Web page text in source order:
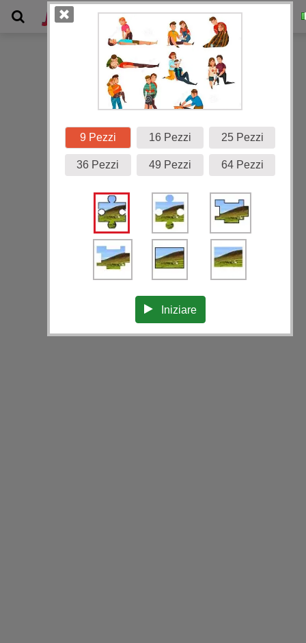
Galleria
9 Pezzi 16 Pezzi 25 Pezzi
36 Pezzi 49 Pezzi 64 Pezzi
Iniziare